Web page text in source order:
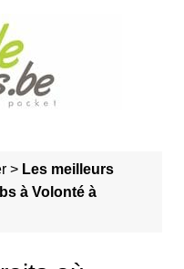
> Les meilleurs
à Volonté à